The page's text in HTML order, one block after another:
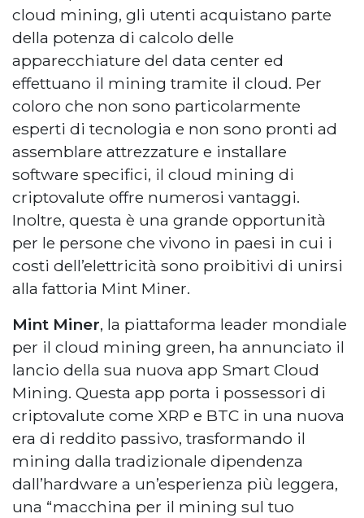
cloud mining, gli utenti acquistano parte
della potenza di calcolo delle
apparecchiature del data center ed
effettuano il mining tramite il cloud. Per
coloro che non sono particolarmente
esperti di tecnologia e non sono pronti ad
assemblare attrezzature e installare
software specifici, il cloud mining di
criptovalute offre numerosi vantaggi.
Inoltre, questa è una grande opportunità
per le persone che vivono in paesi in cui i
costi dell’elettricità sono proibitivi di unirsi
alla fattoria Mint Miner.
Mint Miner, la piattaforma leader mondiale
per il cloud mining green, ha annunciato il
lancio della sua nuova app Smart Cloud
Mining. Questa app porta i possessori di
criptovalute come XRP e BTC in una nuova
era di reddito passivo, trasformando il
mining dalla tradizionale dipendenza
dall’hardware a un’esperienza più leggera,
una “macchina per il mining sul tuo